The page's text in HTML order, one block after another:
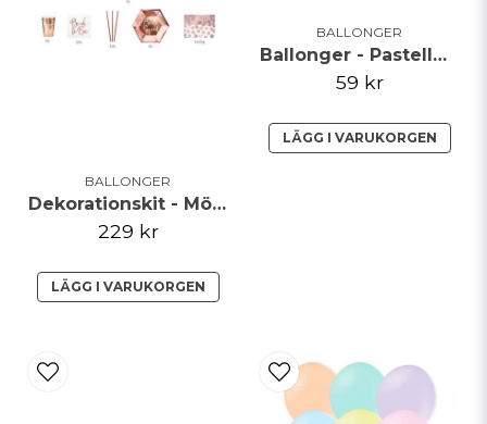
BALLONGER
Dekorationskit - Möhippa rosé
229 kr
LÄGG I VARUKORGEN
BALLONGER
Ballonger - Pastellmix - 27cm - 50pack
59 kr
LÄGG I VARUKORGEN